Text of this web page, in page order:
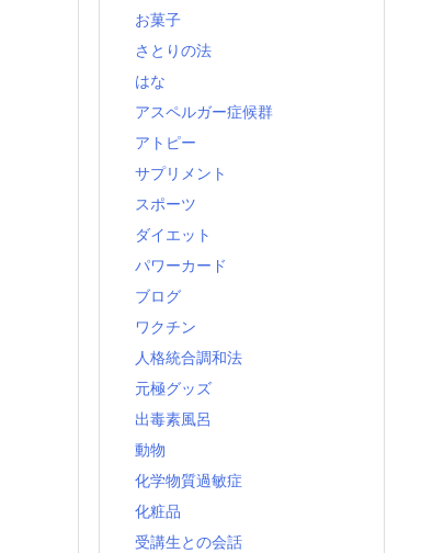
お菓子
さとりの法
はな
アスペルガー症候群
アトピー
サプリメント
スポーツ
ダイエット
パワーカード
ブログ
ワクチン
人格統合調和法
元極グッズ
出毒素風呂
動物
化学物質過敏症
化粧品
受講生との会話